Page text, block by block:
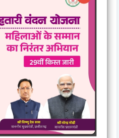
IPL
Israel-hamas war
Breaking News
National News
News Hunt Exclusive
News Times Exclusive
News
Rajasthan
Market
Social Event
Court
Technology
Weather